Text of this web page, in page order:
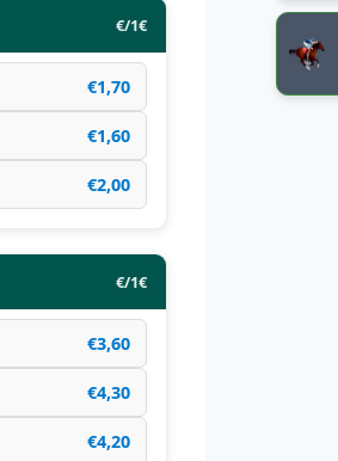
€/1€
€1,70
€1,60
€2,00
€/1€
€3,60
€4,30
€4,20